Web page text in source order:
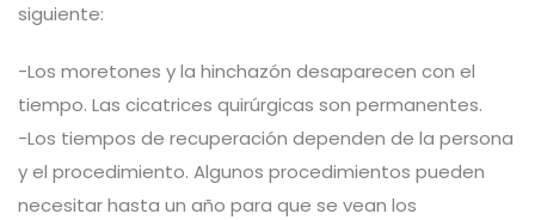
siguiente:
-Los moretones y la hinchazón desaparecen con el
tiempo. Las cicatrices quirúrgicas son permanentes.
-Los tiempos de recuperación dependen de la persona
y el procedimiento. Algunos procedimientos pueden
necesitar hasta un año para que se vean los